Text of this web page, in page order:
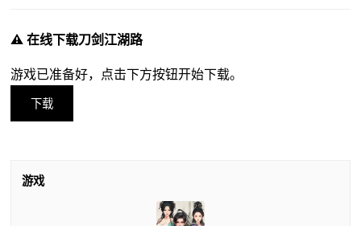
⚠️ 在线下载刀剑江湖路
游戏已准备好，点击下方按钮开始下载。
下载
游戏